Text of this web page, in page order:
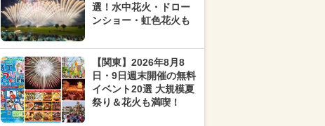
選！水中花火・ドロー
ンショー・虹色花火も
【関東】2026年8月8
日・9日週末開催の無料
イベント20選 大規模夏
祭り＆花火も満喫！